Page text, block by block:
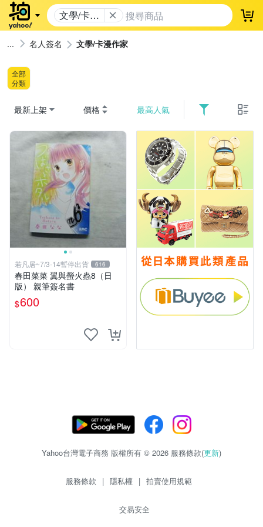
文學/卡漫
作家
登
名人簽名 文學/卡漫作家
全部
分類
最新上架 價格 最高人氣
若凡居~7/3-14暫停出貨 616
春田菜菜 翼與螢火蟲8（日
版） 親筆簽名書
$600
Yahoo台灣電子商務 版權所有 © 2026 服務條款(更新)
服務條款 | 隱私權 | 拍賣使用規範
交易安全